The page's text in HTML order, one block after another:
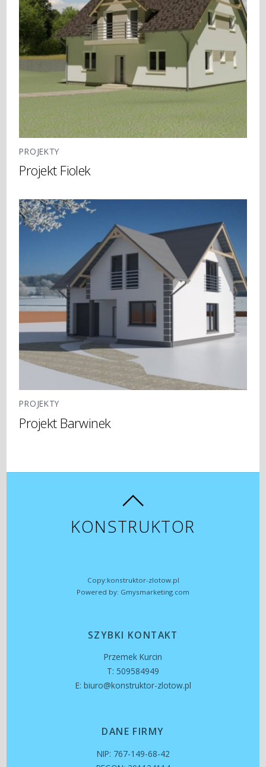
PROJEKTY
Projekt Fiolek
PROJEKTY
Projekt Barwinek
KONSTRUKTOR
Copy:konstruktor-zlotow.pl
Powered by: Gmysmarketing.com
SZYBKI KONTAKT
Przemek Kurcin
T: 509584949
E: biuro@konstruktor-zlotow.pl
DANE FIRMY
NIP: 767-149-68-42